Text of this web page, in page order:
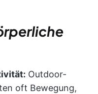
Outdoor-
oft Bewegung,